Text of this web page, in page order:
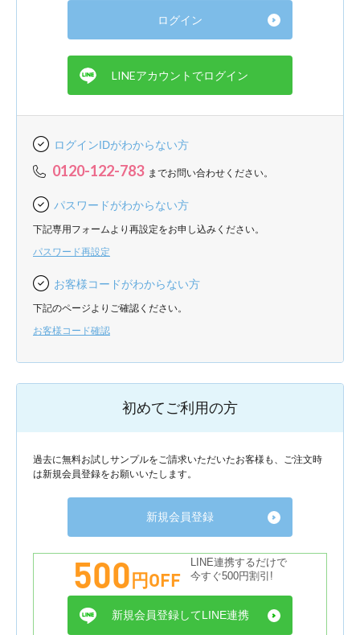
ログインIDがわからない方
0120-122-783 までお問い合わせください。
パスワードがわからない方
下記専用フォームより再設定をお申し込みください。
パスワード再設定
お客様コードがわからない方
下記のページよりご確認ください。
お客様コード確認
初めてご利用の方
過去に無料お試しサンプルをご請求いただいたお客様も、ご注文時
は新規会員登録をお願いいたします。
新規会員登録
500円OFF
LINE連携するだけで
今すぐ500円割引!
新規会員登録してLINE連携